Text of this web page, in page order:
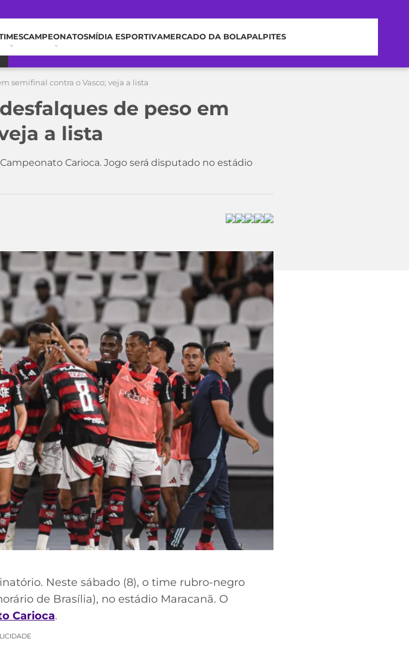
CAMPEONATOSMÍDIA ESPORTIVAMERCADO DA BOLAPALPITES
semifinal contra o Vasco; veja a lista
de peso em
a lista
Carioca. Jogo será disputado no estádio
Neste sábado (8), o time rubro-negro
de Brasília), no estádio Maracanã. O
Carioca.